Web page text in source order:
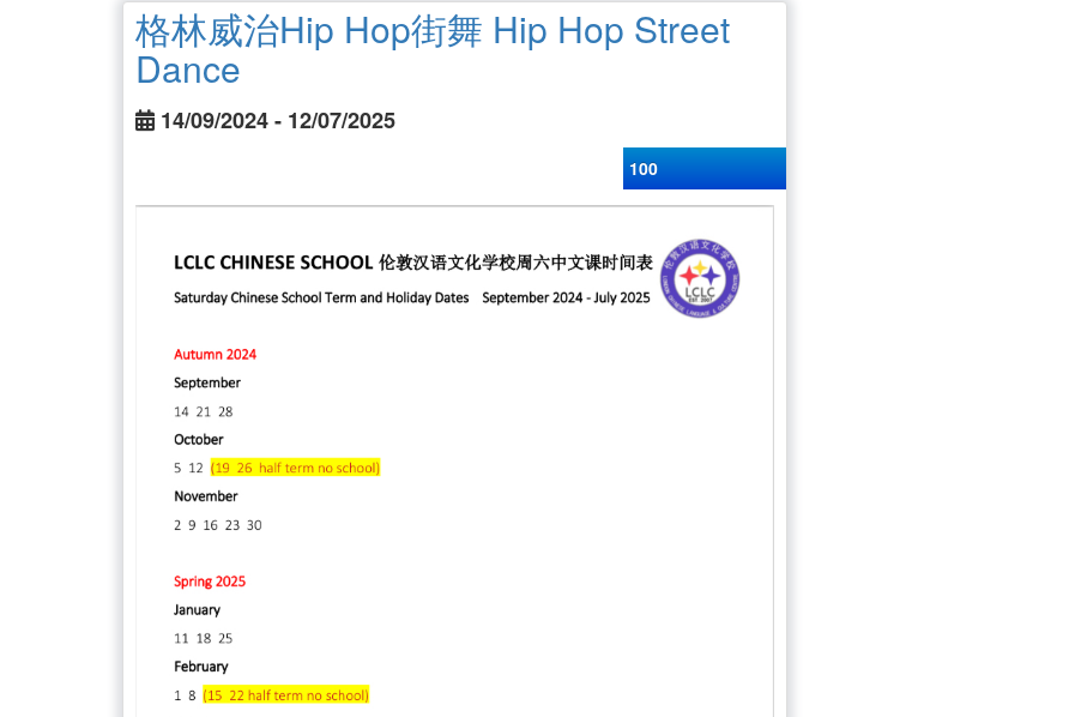
格林威治Hip Hop街舞 Hip Hop Street
Dance
14/09/2024 - 12/07/2025
100